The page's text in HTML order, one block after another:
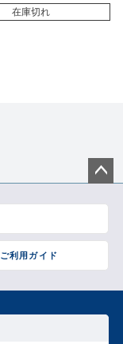
在庫切れ
ご利用ガイド
ジト
へ